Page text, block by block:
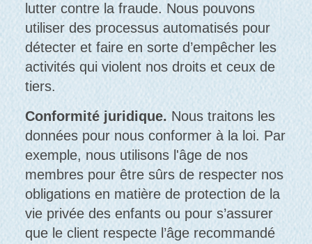
lutter contre la fraude. Nous pouvons
utiliser des processus automatisés pour
détecter et faire en sorte d’empêcher les
activités qui violent nos droits et ceux de
tiers.
Conformité juridique. Nous traitons les
données pour nous conformer à la loi. Par
exemple, nous utilisons l'âge de nos
membres pour être sûrs de respecter nos
obligations en matière de protection de la
vie privée des enfants ou pour s’assurer
que le client respecte l’âge recommandé